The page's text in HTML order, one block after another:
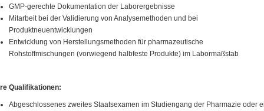
GMP-gerechte Dokumentation der Laborergebnisse
Mitarbeit bei der Validierung von Analysemethoden und bei
Produktneuentwicklungen
Entwicklung von Herstellungsmethoden für pharmazeutische
Rohstoffmischungen (vorwiegend halbfeste Produkte) im Labormaßstab
Qualifikationen:
Abgeschlossenes zweites Staatsexamen im Studiengang der Pharmazie oder